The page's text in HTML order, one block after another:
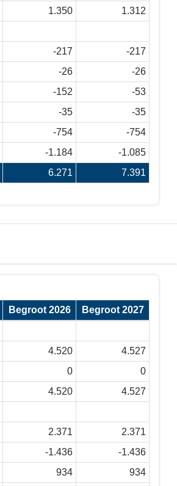
1.350
1.312
-217
-217
-26
-26
-152
-53
-35
-35
-754
-754
-1.184
-1.085
6.271 7.391
Begroot 2026
Begroot 2027
4.520
4.527
0
0
4.520
4.527
2.371
2.371
-1.436
-1.436
934
934